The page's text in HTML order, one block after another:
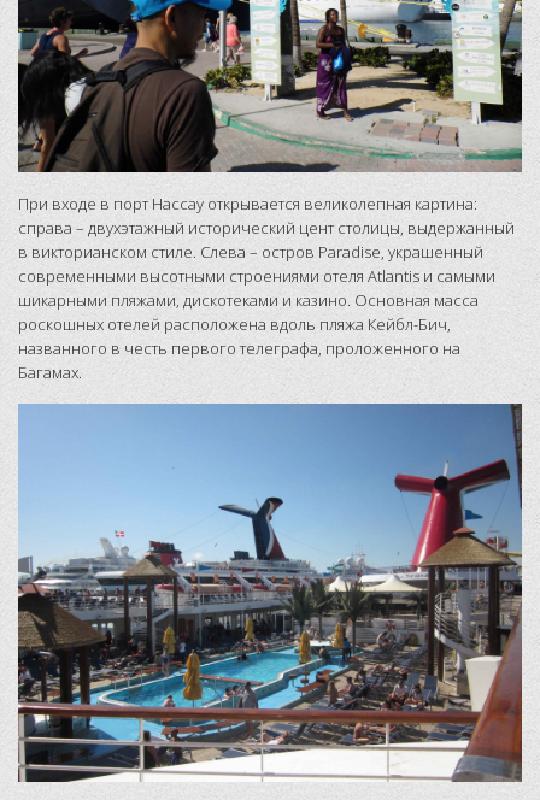
При входе в порт Нассау открывается великолепная картина:
справа – двухэтажный исторический цент столицы, выдержанный
в викторианском стиле. Слева – остров Paradise, украшенный
современными высотными строениями отеля Atlantis и самыми
шикарными пляжами, дискотеками и казино. Основная масса
роскошных отелей расположена вдоль пляжа Кейбл-Бич,
названного в честь первого телеграфа, проложенного на
Багамах.